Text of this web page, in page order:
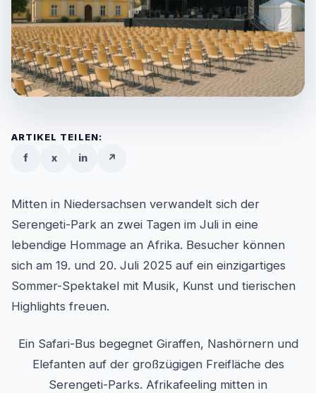
ARTIKEL TEILEN:
f x in ↗
Mitten in Niedersachsen verwandelt sich der
Serengeti-Park an zwei Tagen im Juli in eine
lebendige Hommage an Afrika. Besucher können
sich am 19. und 20. Juli 2025 auf ein einzigartiges
Sommer-Spektakel mit Musik, Kunst und tierischen
Highlights freuen.
Ein Safari-Bus begegnet Giraffen, Nashörnern und
Elefanten auf der großzügigen Freifläche des
Serengeti-Parks. Afrikafeeling mitten in